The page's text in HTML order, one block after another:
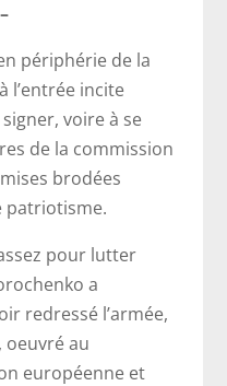
périphérie de la
l’entrée incite
voire à se
de la commission
brodées
patriotisme.
pour lutter
a
redressé l’armée,
au
européenne et